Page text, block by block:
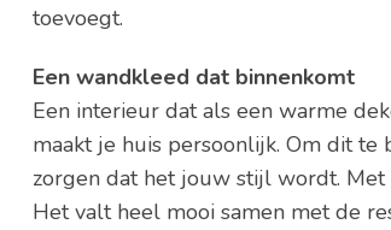
toevoegt.
Een wandkleed dat binnenkomt
Een interieur dat als een warme
maakt je huis persoonlijk. Om dit
zorgen dat het jouw stijl wordt.
Het valt heel mooi samen met de